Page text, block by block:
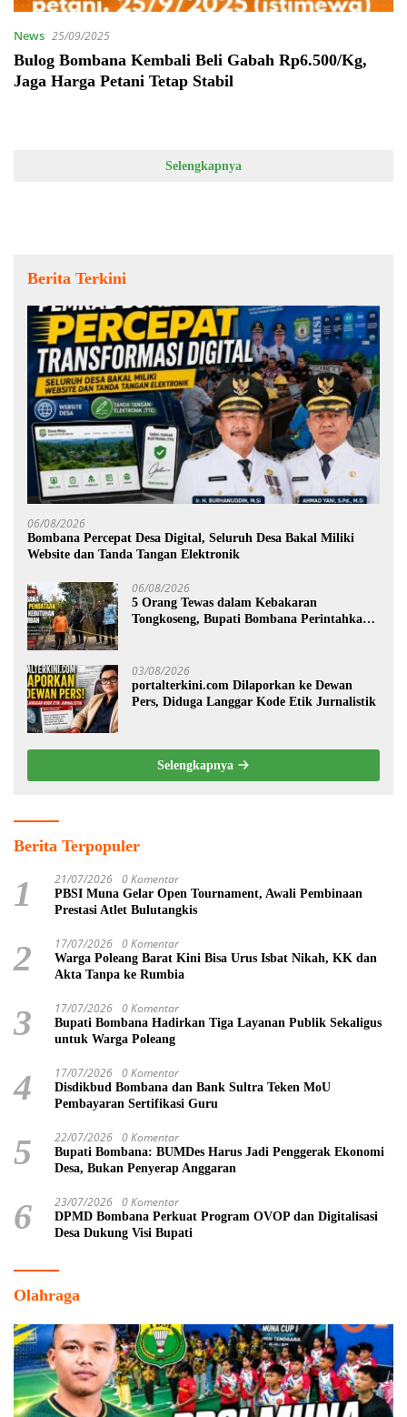
News 25/09/2025
Bulog Bombana Kembali Beli Gabah Rp6.500/Kg,
Jaga Harga Petani Tetap Stabil
Selengkapnya
Berita Terkini
06/08/2026
Bombana Percepat Desa Digital, Seluruh Desa Bakal Miliki
Website dan Tanda Tangan Elektronik
06/08/2026
5 Orang Tewas dalam Kebakaran
Tongkoseng, Bupati Bombana Perintahkan
03/08/2026
portalterkini.com Dilaporkan ke Dewan
Pers, Diduga Langgar Kode Etik Jurnalistik
Selengkapnya
Berita Terpopuler
1 21/07/2026 0 Komentar
PBSI Muna Gelar Open Tournament, Awali Pembinaan
Prestasi Atlet Bulutangkis
2 17/07/2026 0 Komentar
Warga Poleang Barat Kini Bisa Urus Isbat Nikah, KK dan
Akta Tanpa ke Rumbia
3 17/07/2026 0 Komentar
Bupati Bombana Hadirkan Tiga Layanan Publik Sekaligus
untuk Warga Poleang
4 17/07/2026 0 Komentar
Disdikbud Bombana dan Bank Sultra Teken MoU
Pembayaran Sertifikasi Guru
5 22/07/2026 0 Komentar
Bupati Bombana: BUMDes Harus Jadi Penggerak Ekonomi
Desa, Bukan Penyerap Anggaran
6 23/07/2026 0 Komentar
DPMD Bombana Perkuat Program OVOP dan Digitalisasi
Desa Dukung Visi Bupati
Olahraga